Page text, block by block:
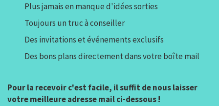
Plus jamais en manque d'idées sorties
Toujours un truc à conseiller
Des invitations et événements exclusifs
Des bons plans directement dans votre boîte mail
Pour la recevoir c'est facile, il suffit de nous laisser
votre meilleure adresse mail ci-dessous !